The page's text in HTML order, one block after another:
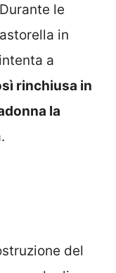
le
in
a
rinchiusa in
la
del